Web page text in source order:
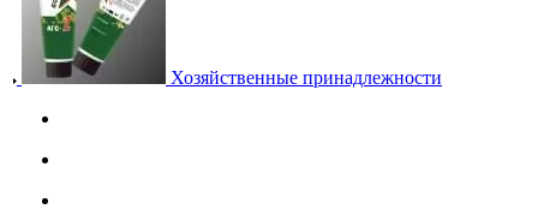
Хозяйственные принадлежности